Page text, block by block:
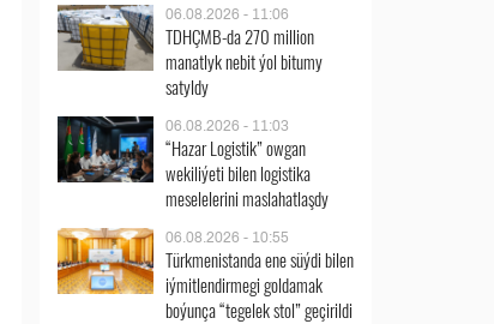
06.08.2026 - 11:06
TDHÇMB-da 270 million
manatlyk nebit ýol bitumy
satyldy
06.08.2026 - 11:03
“Hazar Logistik” owgan
wekiliýeti bilen logistika
meselelerini maslahatlaşdy
06.08.2026 - 10:55
Türkmenistanda ene süýdi bilen
iýmitlendirmegi goldamak
boýunça “tegelek stol” geçirildi